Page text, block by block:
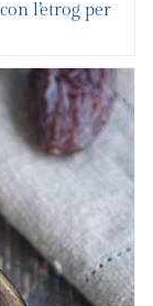
l’etrog per